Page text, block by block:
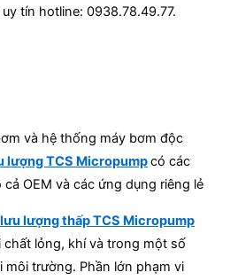
tín hotline: 0938.78.49.77.
và hệ thống máy bơm độc
lượng TCS Micropumpcó các
OEM và các ứng dụng riêng lẻ
lượng thấp TCS Micropump
chất lỏng, khí và trong một số
môi trường. Phần lớn phạm vi